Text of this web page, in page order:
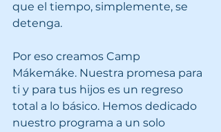
que el tiempo, simplemente, se
detenga.
Por eso creamos Camp
Mákemáke. Nuestra promesa para
ti y para tus hijos es un regreso
total a lo básico. Hemos dedicado
nuestro programa a un solo